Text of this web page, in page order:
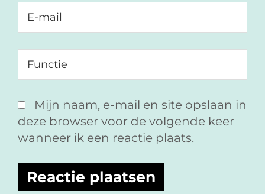
Mijn naam, e-mail en site opslaan in
deze browser voor de volgende keer
wanneer ik een reactie plaats.